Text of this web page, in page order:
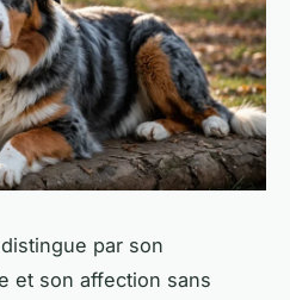
par son
et son affection sans